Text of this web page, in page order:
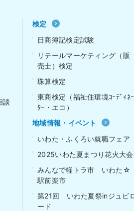
談
検定
日商簿記検定試験
リテールマーケティング（販
売士）検定
珠算検定
東商検定（福祉住環境ｺｰﾃﾞｨﾈｰ
ﾀｰ・エコ）
地域情報・イベント
いわた・ふくろい就職フェア
2025いわた夏まつり花火大会
みんなで軽トラ市 いわた☆
駅前楽市
第21回 いわた夏祭inジュビ
ード